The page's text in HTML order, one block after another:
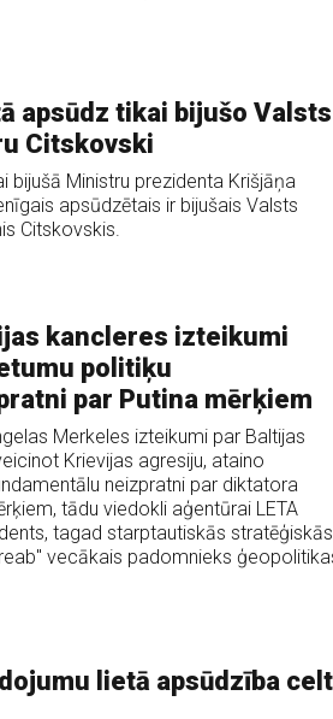
apsūdz tikai bijušo Valsts
Citskovski
bijušā Ministru prezidenta Krišjāņa
apsūdzētais ir bijušais Valsts
Citskovskis.
kancleres izteikumi
politiķu
par Putina mērķiem
Merkeles izteikumi par Baltijas
Krievijas agresiju, ataino
neizpratni par diktatora
tādu viedokli aģentūrai LETA
tagad starptautiskās stratēģiskās
vecākais padomnieks
lietā apsūdzība